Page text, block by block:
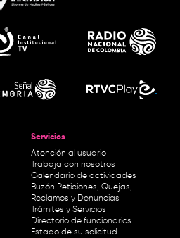
Servicios
Atención al usuario
Trabaja con nosotros
Calendario de actividades
Buzón Peticiones, Quejas,
Reclamos y Denuncias
Trámites y Servicios
Directorio de funcionarios
Estado de su solicitud